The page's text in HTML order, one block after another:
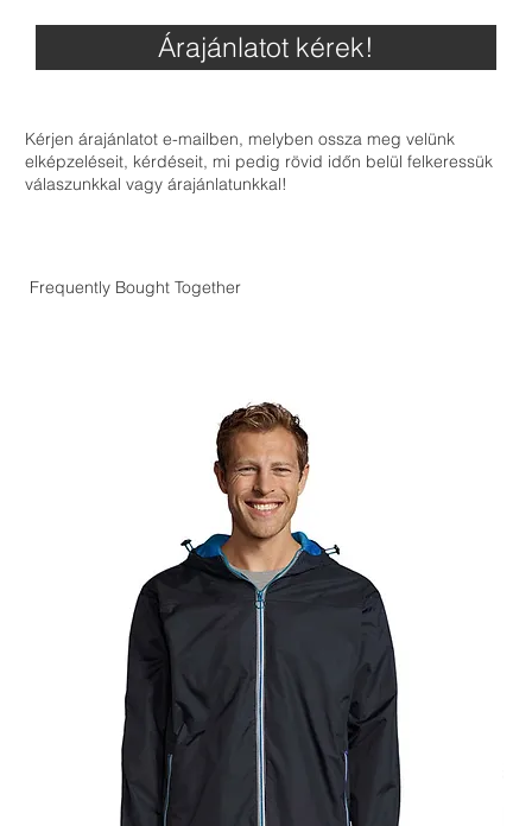
Árajánlatot kérek!
Kérjen árajánlatot e-mailben, melyben ossza meg velünk
elképzeléseit, kérdéseit, mi pedig rövid időn belül felkeressük
válaszunkkal vagy árajánlatunkkal!
Frequently Bought Together